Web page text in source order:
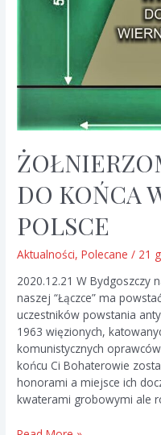
DO KOŃCA
POLSCE
Aktualności,Polecane / 21
2020.12.21 W Bydgoszczy
naszej “Łączce” ma
uczestników powstania
1963 więzionych,
komunistycznych
końcu Ci Bohaterowie
honorami a miejsce ich
kwaterami grobowymi ale